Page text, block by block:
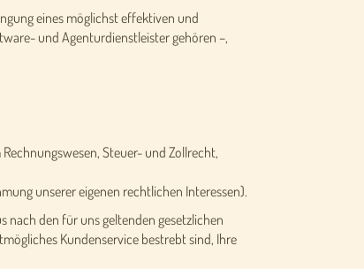
eines möglichst effektiven und
und Agenturdienstleister gehören –,
Steuer- und Zollrecht,
unserer eigenen rechtlichen Interessen).
nach den für uns geltenden gesetzlichen
Kundenservice bestrebt sind, Ihre